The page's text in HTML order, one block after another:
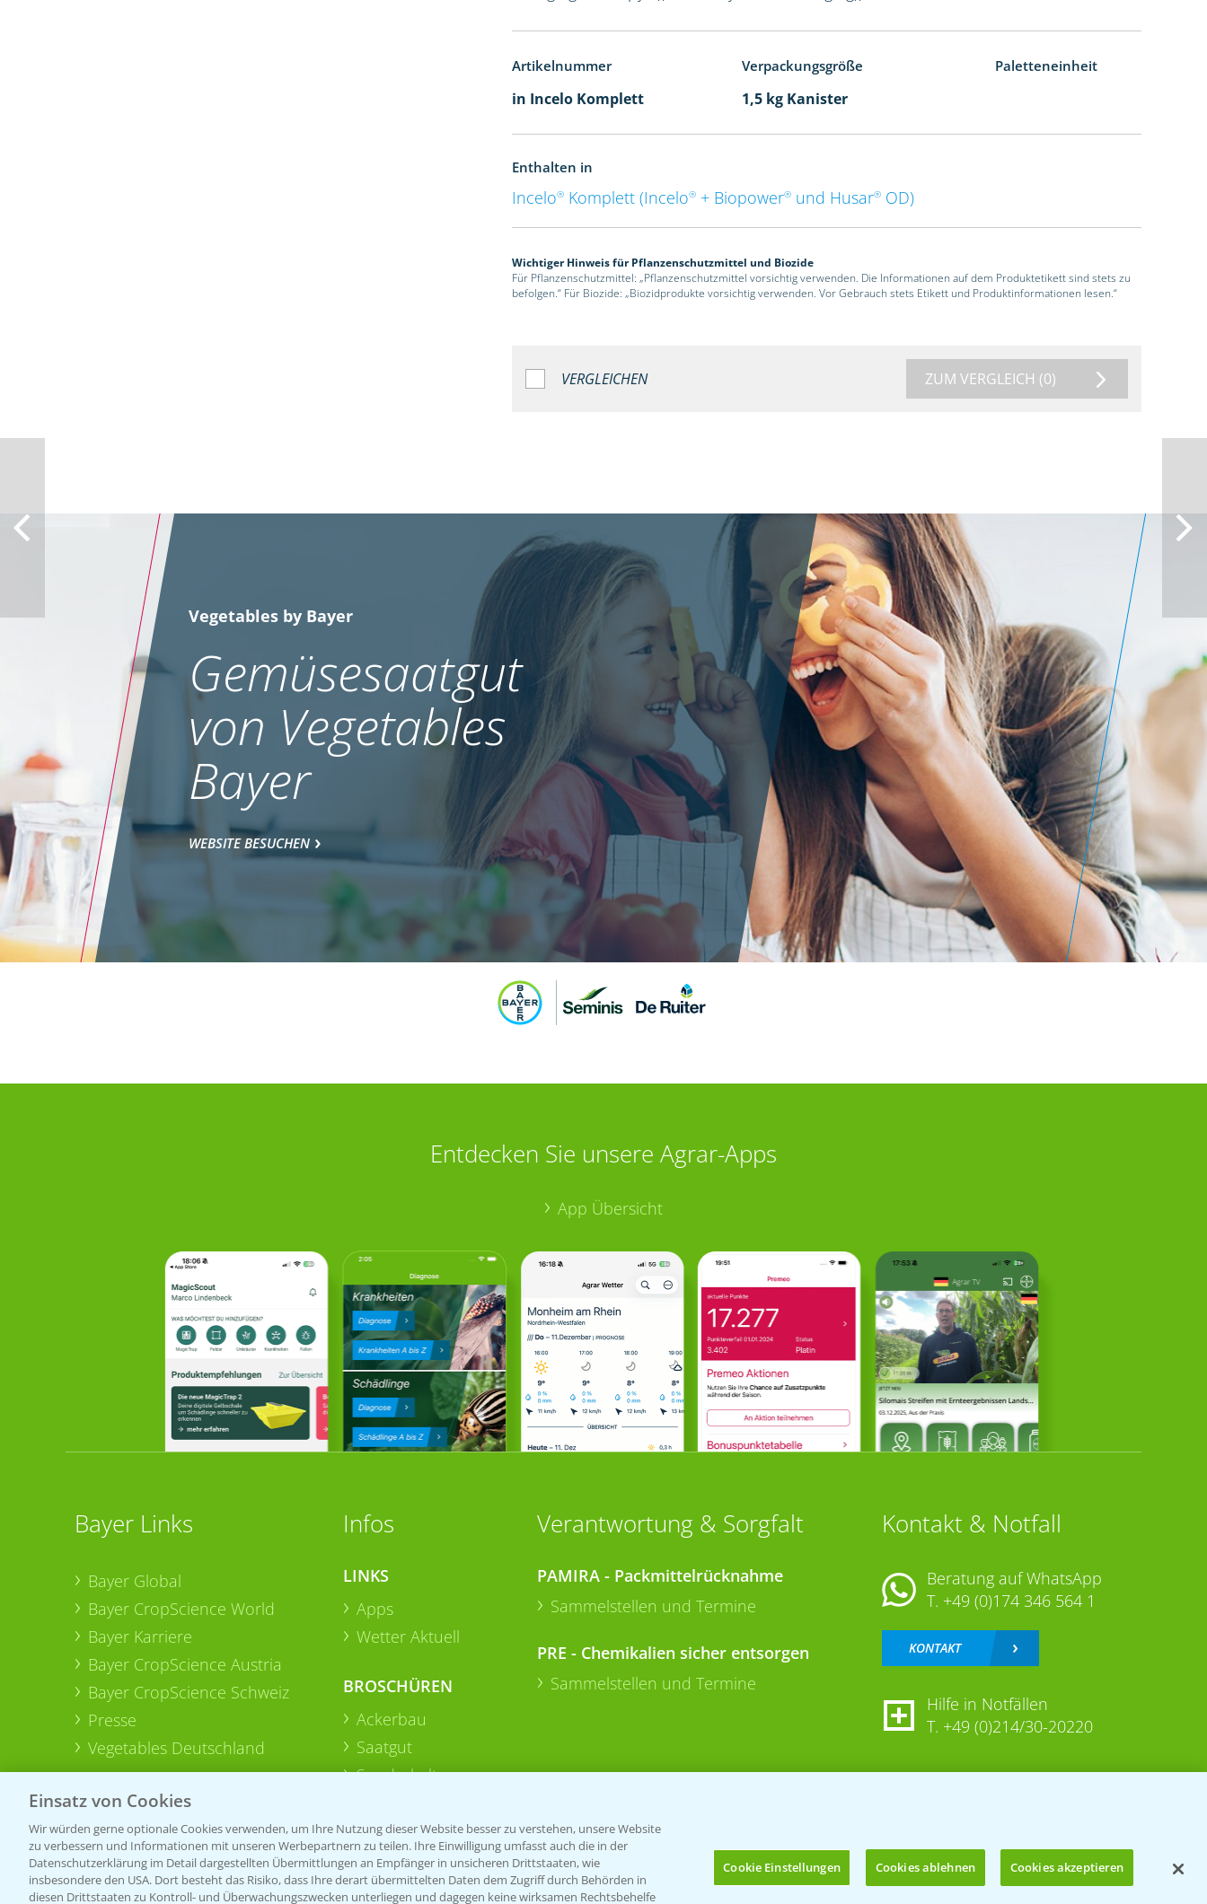
Artikelnummer Verpackungsgröße Paletteneinheit
in Incelo Komplett 1,5 kg Kanister
Enthalten in
Incelo® Komplett (Incelo® + Biopower® und Husar® OD)
Wichtiger Hinweis für Pflanzenschutzmittel und Biozide
Für Pflanzenschutzmittel: „Pflanzenschutzmittel vorsichtig verwenden. Die Informationen auf dem Produktetikett sind stets zu
befolgen.“ Für Biozide: „Biozidprodukte vorsichtig verwenden. Vor Gebrauch stets Etikett und Produktinformationen lesen.“
VERGLEICHEN ZUM VERGLEICH (0)
Vegetables by Bayer
Gemüsesaatgut
von Vegetables
Bayer
WEBSITE BESUCHEN
Entdecken Sie unsere Agrar-Apps
App Übersicht
Bayer Links
Bayer Global
Bayer CropScience World
Bayer Karriere
Bayer CropScience Austria
Bayer CropScience Schweiz
Presse
Vegetables Deutschland
Infos
LINKS
Apps
Wetter Aktuell
BROSCHÜREN
Ackerbau
Saatgut
Sonderkulturen
Verantwortung & Sorgfalt
PAMIRA - Packmittelrücknahme
Sammelstellen und Termine
PRE - Chemikalien sicher entsorgen
Sammelstellen und Termine
Kontakt & Notfall
Beratung auf WhatsApp
T. +49 (0)174 346 564 1
KONTAKT
Hilfe in Notfällen
T. +49 (0)214/30-20220
Einsatz von Cookies
Wir würden gerne optionale Cookies verwenden, um Ihre Nutzung dieser Website besser zu verstehen, unsere Website
zu verbessern und Informationen mit unseren Werbepartnern zu teilen. Ihre Einwilligung umfasst auch die in der
Datenschutzerklärung im Detail dargestellten Übermittlungen an Empfänger in unsicheren Drittstaaten, wie
insbesondere den USA. Dort besteht das Risiko, dass Ihre derart übermittelten Daten dem Zugriff durch Behörden in
diesen Drittstaaten zu Kontroll- und Überwachungszwecken unterliegen und dagegen keine wirksamen Rechtsbehelfe
Cookie Einstellungen Cookies ablehnen Cookies akzeptieren